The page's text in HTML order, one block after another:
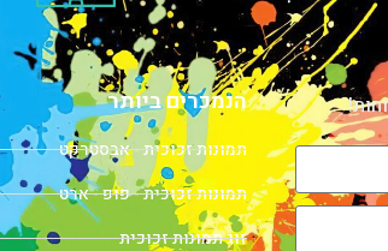
הנמכרים ביותר
תמונות זכוכית - אבסטרקט
תמונות זכוכית - פופ - ארט
זוג תמונות זכוכית